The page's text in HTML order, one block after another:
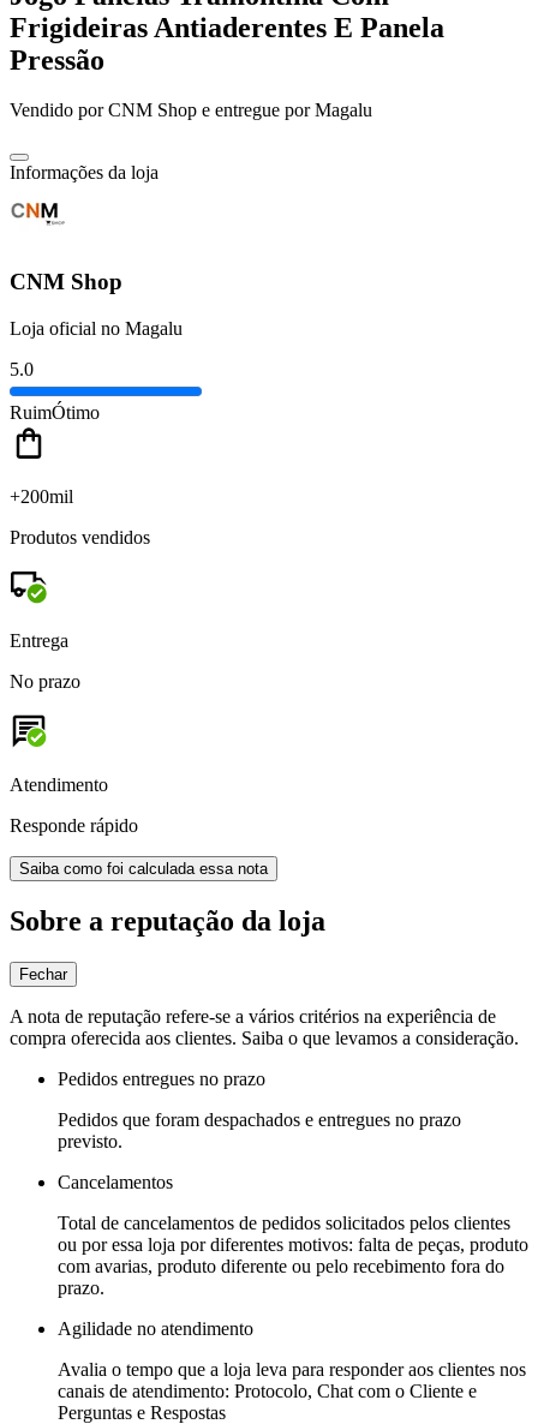
Frigideiras Antiaderentes E Panela
Pressão
Vendido porCNM Shop e entregue por Magalu
Informações da loja
CNM Shop
Loja oficial no Magalu
5.0
RuimÓtimo
+200mil
Produtos vendidos
Entrega
No prazo
Atendimento
Responde rápido
Saiba como foi calculada essa nota
Sobre a reputação da loja
Fechar
A nota de reputação refere-se a vários critérios na experiência de
compra oferecida aos clientes. Saiba o que levamos a consideração.
Pedidos entregues no prazo
Pedidos que foram despachados e entregues no prazo
previsto.
Cancelamentos
Total de cancelamentos de pedidos solicitados pelos clientes
ou por essa loja por diferentes motivos: falta de peças, produto
com avarias, produto diferente ou pelo recebimento fora do
prazo.
Agilidade no atendimento
Avalia o tempo que a loja leva para responder aos clientes nos
canais de atendimento: Protocolo, Chat com o Cliente e
Perguntas e Respostas